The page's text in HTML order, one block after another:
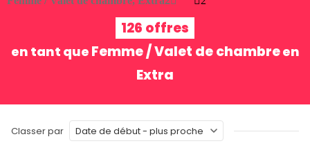
126 offres
en tant que Femme / Valet de chambreen
Extra
Classer par